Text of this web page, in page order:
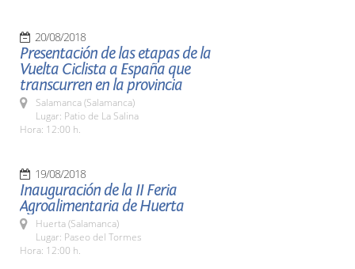
20/08/2018
Presentación de las etapas de la
Vuelta Ciclista a España que
transcurren en la provincia
Salamanca (Salamanca)
Lugar: Patio de La Salina
Hora: 12:00 h.
19/08/2018
Inauguración de la II Feria
Agroalimentaria de Huerta
Huerta (Salamanca)
Lugar: Paseo del Tormes
Hora: 12:00 h.